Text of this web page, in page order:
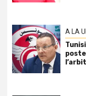
A LA